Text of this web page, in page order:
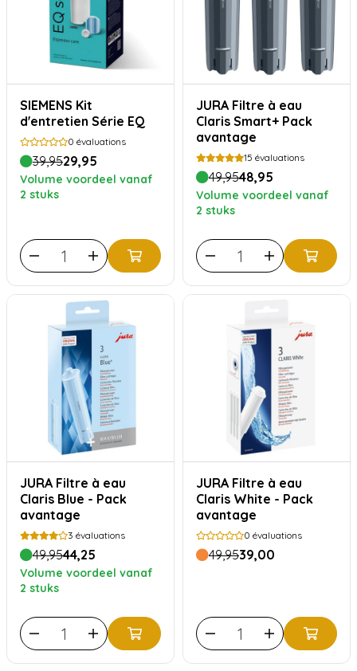
SIEMENS Kit
d'entretien Série EQ
0 évaluations
39,9529,95
Volume voordeel vanaf
2 stuks
JURA Filtre à eau
Claris Smart+ Pack
avantage
15 évaluations
49,9548,95
Volume voordeel vanaf
2 stuks
JURA Filtre à eau
Claris Blue - Pack
avantage
3 évaluations
49,9544,25
Volume voordeel vanaf
2 stuks
JURA Filtre à eau
Claris White - Pack
avantage
0 évaluations
49,9539,00